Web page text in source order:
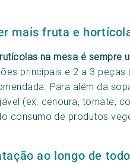
mais fruta e
na mesa é sempre
principais e 2 a 3
Para além da
(ex: cenoura, tomate,
consumo de produtos
ao longo de